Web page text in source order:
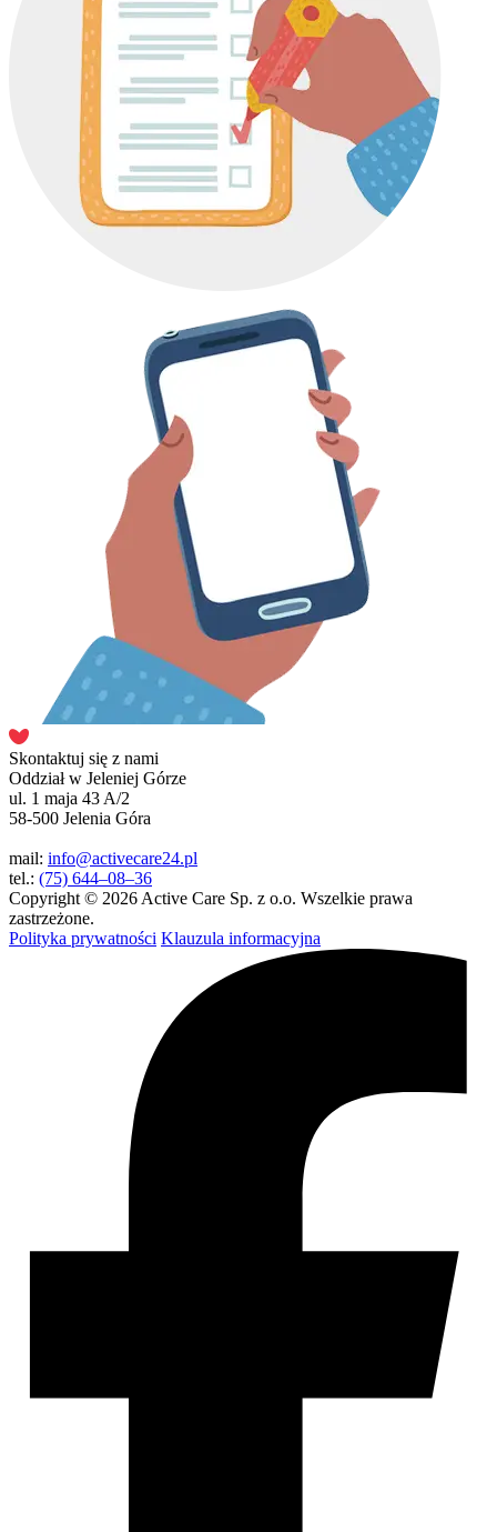
Skontaktuj się z nami
Oddział w Jeleniej Górze
ul. 1 maja 43 A/2
58-500 Jelenia Góra
mail: info@activecare24.pl
tel.: (75) 644–08–36
Copyright © 2026 Active Care Sp. z o.o. Wszelkie prawa
zastrzeżone.
Polityka prywatności Klauzula informacyjna